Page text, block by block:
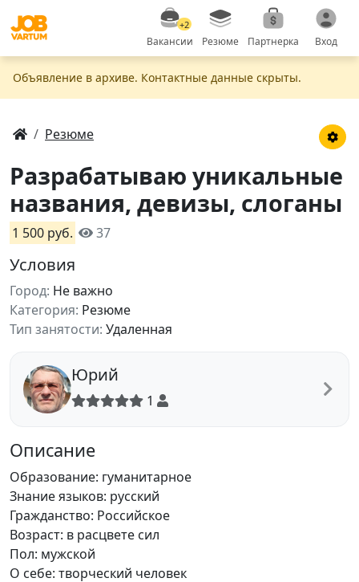
+2
Вакансии Резюме Партнерка Вход
Объявление в apxивe. Контактные данные скрыты.
Резюме
Разрабатываю уникальные
названия, девизы, слоганы
1 500 руб. 37
Условия
Город: Не важно
Категория: Резюме
Тип занятости: Удаленная
Юрий
1
Описание
Образование: гуманитарное
Знание языков: русский
Гражданство: Российское
Возраст: в расцвете сил
Пол: мужской
О себе: творческий человек